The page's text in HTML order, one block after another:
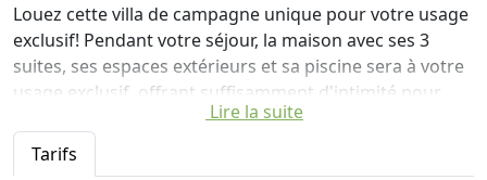
Louez cette villa de campagne unique pour votre usage
exclusif! Pendant votre séjour, la maison avec ses 3
suites, ses espaces extérieurs et sa piscine sera à votre
usage exclusif, offrant suffisamment d'intimité pour
vous et votre famille et / ou vos amis.
Cette charmante maison a plus de 30 ans de tradition
Lire la suite
Tarifs